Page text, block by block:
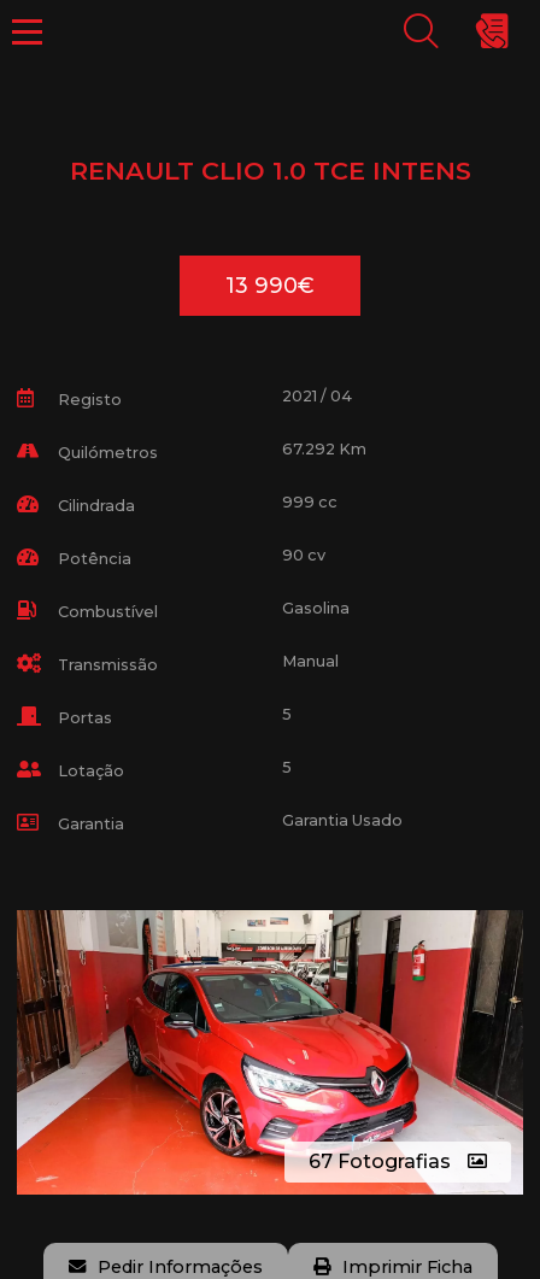
RENAULT CLIO 1.0 TCE INTENS
13 990€
Registo 2021 / 04
Quilómetros 67.292 Km
Cilindrada 999 cc
Potência 90 cv
Combustível Gasolina
Transmissão Manual
Portas 5
Lotação 5
Garantia Garantia Usado
67 Fotografias
Pedir Informações Imprimir Ficha